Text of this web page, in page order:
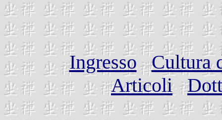
Ingresso
Cultura
Articoli